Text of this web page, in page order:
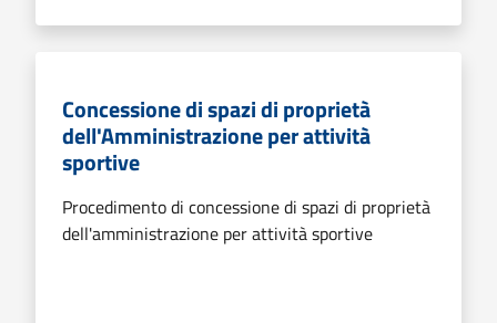
Concessione di spazi di proprietà
dell'Amministrazione per attività
sportive
Procedimento di concessione di spazi di proprietà
dell'amministrazione per attività sportive